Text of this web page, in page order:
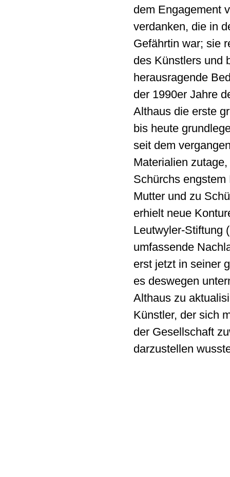
dem Engagement
verdanken, die in
Gefährtin war; sie
des Künstlers und
herausragende
der 1990er Jahre
Althaus die erste
bis heute
seit dem
Materialien
Schürchs
Mutter und zu
erhielt neue
Leutwyler-Stiftung
umfassende
erst jetzt in seiner
es deswegen
Althaus zu
Künstler, der sich
der Gesellschaft
darzustellen